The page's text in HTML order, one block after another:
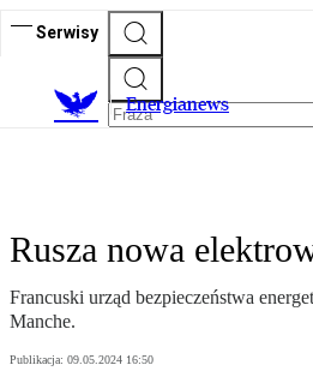
Serwisy
Energianews
Rusza nowa
Francuski urząd bezpieczeństwa
Manche.
Publikacja: 09.05.2024 16:50